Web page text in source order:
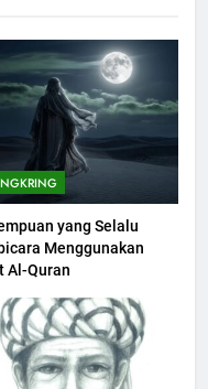
yang Selalu
Menggunakan
Al-Quran
Sejarah
Jiwa
: Supaya Amal